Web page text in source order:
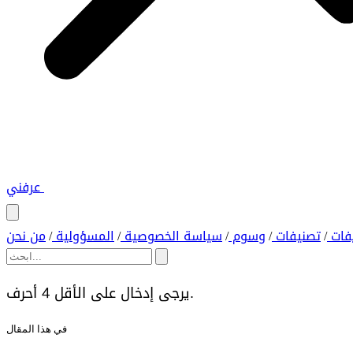
عرفني
/ تصنيفات/ وسوم/ سياسة الخصوصية/ المسؤولية/ من نحن
يرجى إدخال على الأقل 4 أحرف.
في هذا المقال